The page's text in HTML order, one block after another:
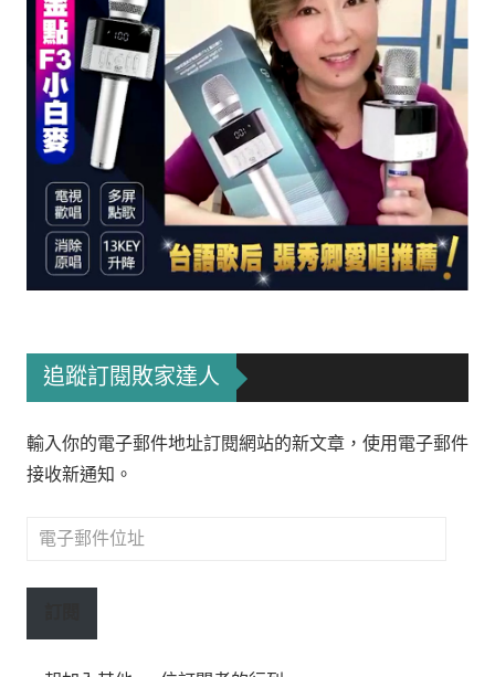
追蹤訂閱敗家達人
輸入你的電子郵件地址訂閱網站的新文章，使用電子郵件
接收新通知。
電
郵